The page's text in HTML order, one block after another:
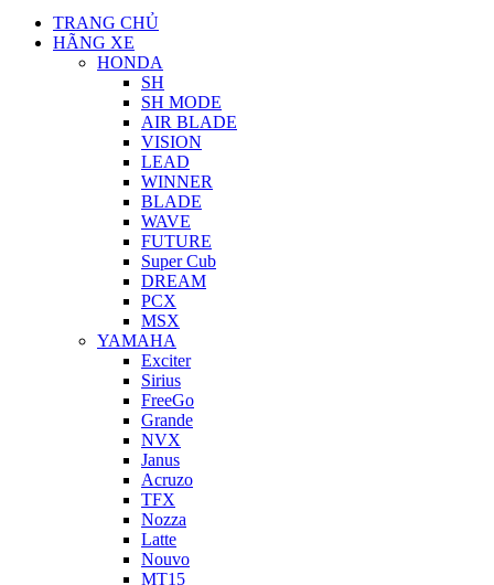
TRANG CHỦ
HÃNG XE
HONDA
SH
SH MODE
AIR BLADE
VISION
LEAD
WINNER
BLADE
WAVE
FUTURE
Super Cub
DREAM
PCX
MSX
YAMAHA
Exciter
Sirius
FreeGo
Grande
NVX
Janus
Acruzo
TFX
Nozza
Latte
Nouvo
MT15